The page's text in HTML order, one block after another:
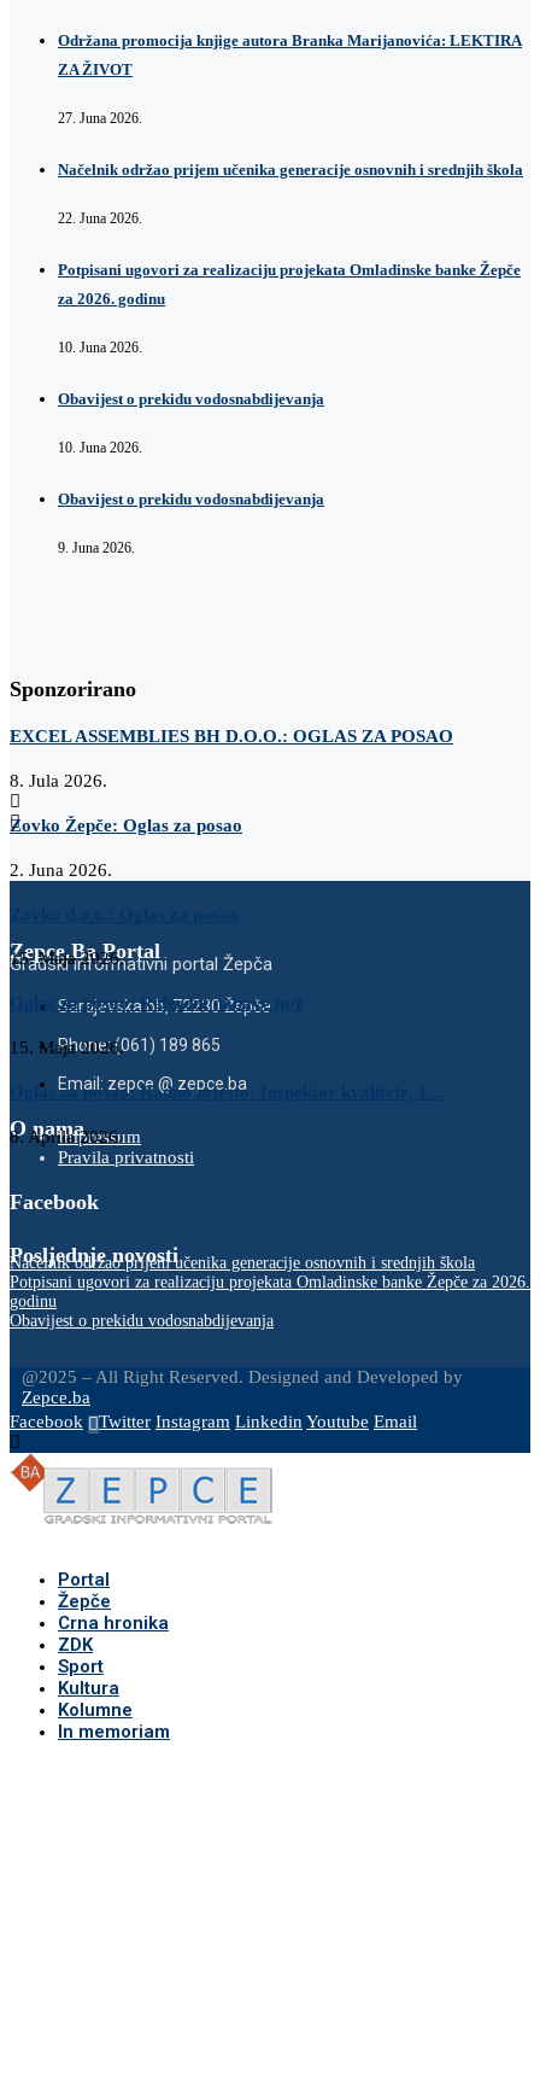
Održana promocija knjige autora Branka Marijanovića: LEKTIRA
ZA ŽIVOT
27. Juna 2026.
Načelnik održao prijem učenika generacije osnovnih i srednjih škola
22. Juna 2026.
Potpisani ugovori za realizaciju projekata Omladinske banke Žepče
za 2026. godinu
10. Juna 2026.
Obavijest o prekidu vodosnabdijevanja
10. Juna 2026.
Obavijest o prekidu vodosnabdijevanja
9. Juna 2026.
Sponzorirano
EXCEL ASSEMBLIES BH D.O.O.: OGLAS ZA POSAO
8. Jula 2026.
Zovko Žepče: Oglas za posao
2. Juna 2026.
15. Maja 2026.
Oglas za posao: Referent nabave m/ž
15. Maja 2026.
Oglas za posao: Radno mjesto: Inspektor kvalitete, 1...
8. Aprila 2026.
Zepce.Ba Portal
Gradski informativni portal Žepča
Sarajevska bb, 72230 Žepče
Phone: (061) 189 865
Email: zepce @ zepce.ba
O namaImpressum
Pravila privatnosti
Facebook
Posljednje novosti
Načelnik održao prijem učenika generacije osnovnih i srednjih škola
Potpisani ugovori za realizaciju projekata Omladinske banke Žepče za 2026.
godinu
Obavijest o prekidu vodosnabdijevanja
@2025 – All Right Reserved. Designed and Developed by
Zepce.ba
Facebook
Twitter Instagram Linkedin Youtube Email
Portal
Žepče
Crna hronika
ZDK
Sport
Kultura
Kolumne
In memoriam